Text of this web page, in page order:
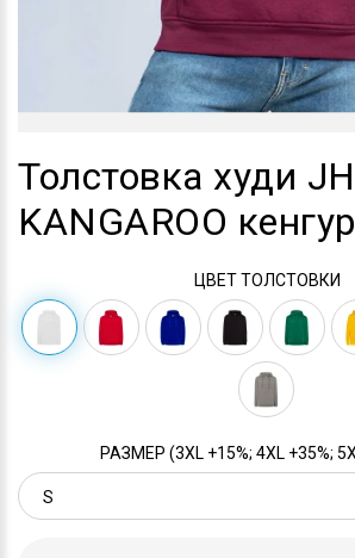
Толстовка худи
KANGAROO
ЦВЕТ ТОЛСТОВКИ
РАЗМЕР (3XL +15%; 4XL +35%;